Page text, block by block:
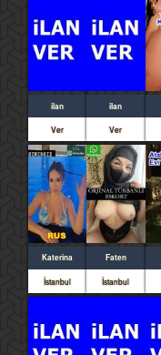
ilan
Ver
ilan
Ver
Katerina
İstanbul
Faten
İstanbul